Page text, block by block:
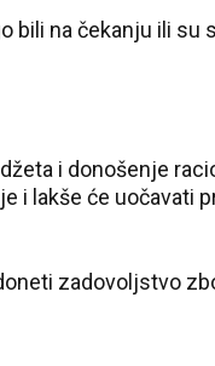
bili na čekanju ili su
i donošenje
i lakše će uočavati
zadovoljstvo